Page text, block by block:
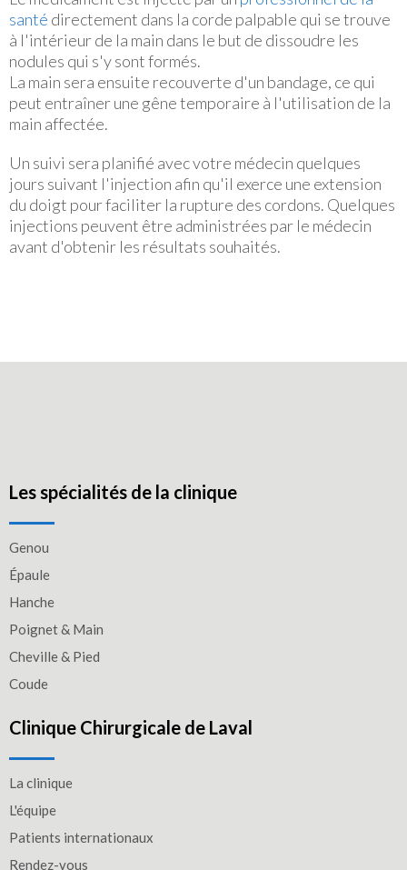
santé directement dans la corde palpable qui se trouve
à l'intérieur de la main dans le but de dissoudre les
nodules qui s'y sont formés.
La main sera ensuite recouverte d'un bandage, ce qui
peut entraîner une gêne temporaire à l'utilisation de la
main affectée.
Un suivi sera planifié avec votre médecin quelques
jours suivant l'injection afin qu'il exerce une extension
du doigt pour faciliter la rupture des cordons. Quelques
injections peuvent être administrées par le médecin
avant d'obtenir les résultats souhaités.
Les spécialités de la clinique
Genou
Épaule
Hanche
Poignet & Main
Cheville & Pied
Coude
Clinique Chirurgicale de Laval
La clinique
L'équipe
Patients internationaux
Rendez-vous